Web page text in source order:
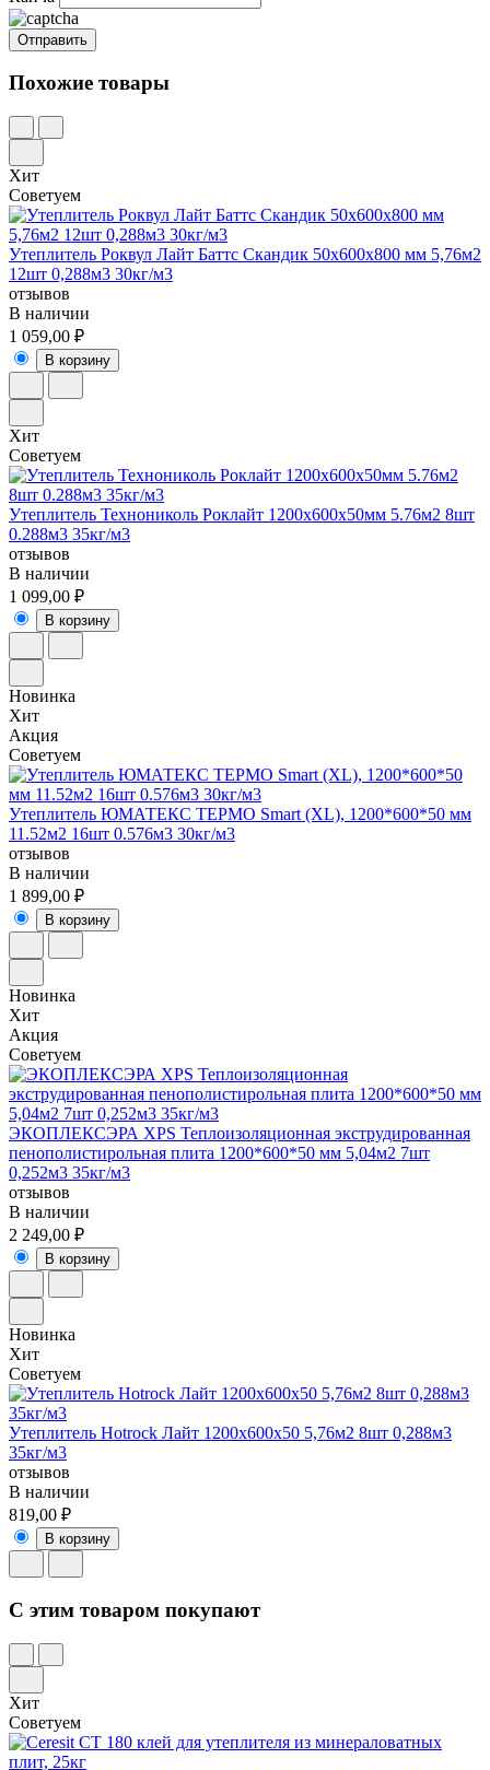
Похожие товары
Хит
Советуем
Утеплитель Роквул Лайт Баттс Скандик 50х600х800 мм 5,76м2
12шт 0,288м3 30кг/м3
отзывов
В наличии
1 059,00 ₽
В корзину
Хит
Советуем
Утеплитель Технониколь Роклайт 1200x600х50мм 5.76м2 8шт
0.288м3 35кг/м3
отзывов
В наличии
1 099,00 ₽
В корзину
Новинка
Хит
Акция
Советуем
Утеплитель ЮМАТЕКС ТЕРМО Smart (XL), 1200*600*50 мм
11.52м2 16шт 0.576м3 30кг/м3
отзывов
В наличии
1 899,00 ₽
В корзину
Новинка
Хит
Акция
Советуем
ЭКОПЛЕКСЭРА XPS Теплоизоляционная экструдированная
пенополистирольная плита 1200*600*50 мм 5,04м2 7шт
0,252м3 35кг/м3
отзывов
В наличии
2 249,00 ₽
В корзину
Новинка
Хит
Советуем
Утеплитель Hotrock Лайт 1200x600x50 5,76м2 8шт 0,288м3
35кг/м3
отзывов
В наличии
819,00 ₽
В корзину
C этим товаром покупают
Хит
Советуем